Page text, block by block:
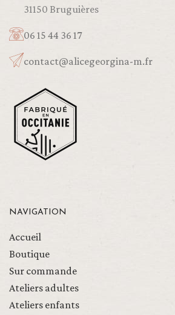
31150 Bruguières
06 15 44 36 17
contact@alicegeorgina-m.fr
NAVIGATION
Accueil
Boutique
Sur commande
Ateliers adultes
Ateliers enfants